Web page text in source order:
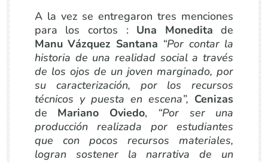
A la vez se entregaron tres menciones
para los cortos
: Una Monedita de
Manu Vázquez Santana “Por contar la
historia de una realidad social a través
de los ojos de un joven marginado, por
su caracterización, por los recursos
técnicos y puesta en escena”, Cenizas
de Mariano Oviedo, “Por ser una
producción realizada por estudiantes
que con pocos recursos materiales,
logran sostener la narrativa de un